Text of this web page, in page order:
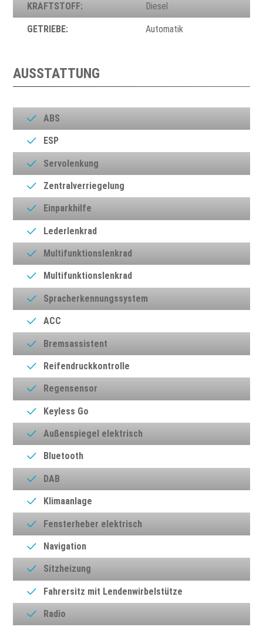
KRAFTSTOFF: Diesel
GETRIEBE: Automatik
AUSSTATTUNG
ABS
ESP
Servolenkung
Zentralverriegelung
Einparkhilfe
Lederlenkrad
Multifunktionslenkrad
Multifunktionslenkrad
Spracherkennungssystem
ACC
Bremsassistent
Reifendruckkontrolle
Regensensor
Keyless Go
Außenspiegel elektrisch
Bluetooth
DAB
Klimaanlage
Fensterheber elektrisch
Navigation
Sitzheizung
Fahrersitz mit Lendenwirbelstütze
Radio